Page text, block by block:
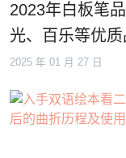
2023年白板笔
光、百乐等优
2025 年 01 月 27 日